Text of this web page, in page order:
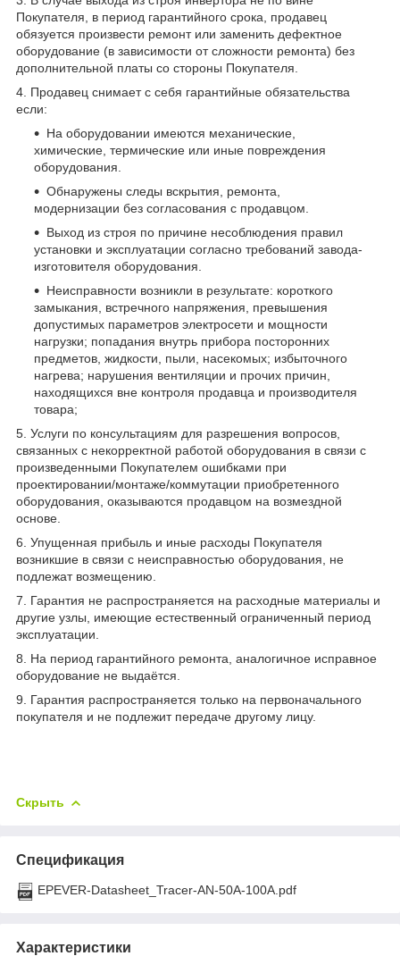
Покупателя, в период гарантийного срока, продавец
обязуется произвести ремонт или заменить дефектное
оборудование (в зависимости от сложности ремонта) без
дополнительной платы со стороны Покупателя.
4. Продавец снимает с себя гарантийные обязательства
если:
На оборудовании имеются механические,
химические, термические или иные повреждения
оборудования.
Обнаружены следы вскрытия, ремонта,
модернизации без согласования с продавцом.
Выход из строя по причине несоблюдения правил
установки и эксплуатации согласно требований завода-
изготовителя оборудования.
Неисправности возникли в результате: короткого
замыкания, встречного напряжения, превышения
допустимых параметров электросети и мощности
нагрузки; попадания внутрь прибора посторонних
предметов, жидкости, пыли, насекомых; избыточного
нагрева; нарушения вентиляции и прочих причин,
находящихся вне контроля продавца и производителя
товара;
5. Услуги по консультациям для разрешения вопросов,
связанных с некорректной работой оборудования в связи с
произведенными Покупателем ошибками при
проектировании/монтаже/коммутации приобретенного
оборудования, оказываются продавцом на возмездной
основе.
6. Упущенная прибыль и иные расходы Покупателя
возникшие в связи с неисправностью оборудования, не
подлежат возмещению.
7. Гарантия не распространяется на расходные материалы и
другие узлы, имеющие естественный ограниченный период
эксплуатации.
8. На период гарантийного ремонта, аналогичное исправное
оборудование не выдаётся.
9. Гарантия распространяется только на первоначального
покупателя и не подлежит передаче другому лицу.
Скрыть
Спецификация
EPEVER-Datasheet_Tracer-AN-50A-100A.pdf
Характеристики